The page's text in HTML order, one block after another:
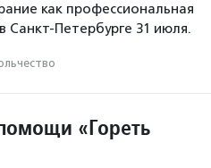
как профессиональная
Санкт-Петербурге 31 июля.
«Гореть